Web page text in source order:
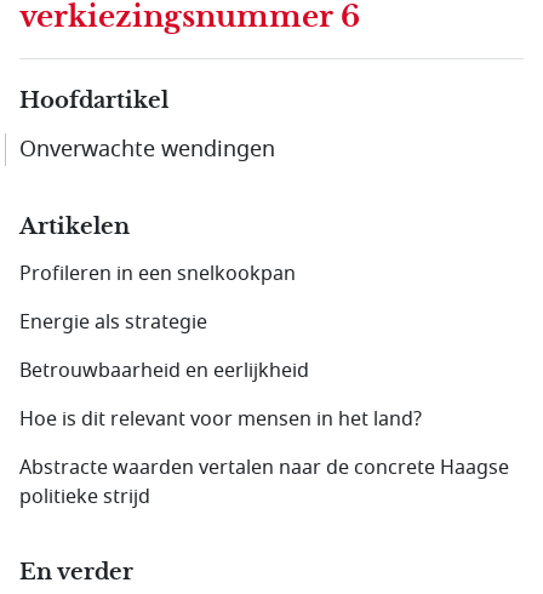
verkiezingsnummer 6
Hoofdartikel
Onverwachte wendingen
Artikelen
Profileren in een snelkookpan
Energie als strategie
Betrouwbaarheid en eerlijkheid
Hoe is dit relevant voor mensen in het land?
Abstracte waarden vertalen naar de concrete Haagse
politieke strijd
En verder